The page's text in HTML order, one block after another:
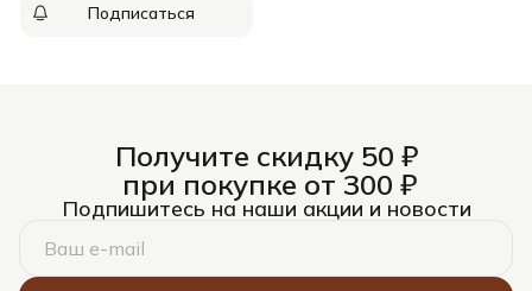
Подписаться
Получите скидку 50 ₽
при покупке от 300 ₽
Подпишитесь на наши акции и новости